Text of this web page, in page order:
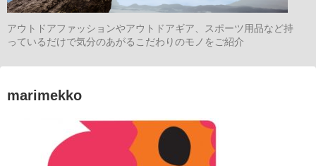
アウトドアファッションやアウトドアギア、スポーツ用品など持
っているだけで気分のあがるこだわりのモノをご紹介
marimekko